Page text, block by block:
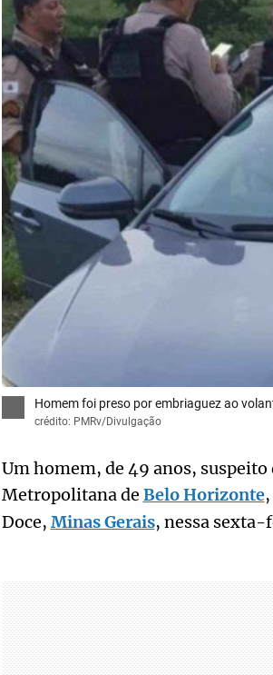
Homem foi preso por embriaguez ao
crédito: PMRv/Divulgação
Um homem, de 49 anos,
Metropolitana de Belo Horizonte,
Doce, Minas Gerais, nessa sexta-